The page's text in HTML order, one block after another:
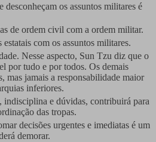
desconheçam os assuntos militares é
de ordem civil com a ordem militar.
com os assuntos militares.
Nesse aspecto, Sun Tzu diz que o
por tudo e por todos. Os demais
mas jamais a responsabilidade maior
inferiores.
indisciplina e dúvidas, contribuirá para
das tropas.
decisões urgentes e imediatas é um
demorar.